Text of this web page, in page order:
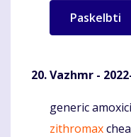
Vazhmr -
Komentaras
generic
zithromax